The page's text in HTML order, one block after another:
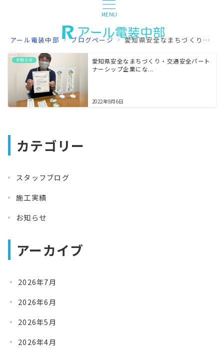
MENU
アール電装中部 ブログページ 愛知県安全なまちづくり・交通安全パートナーシップ企業
お知らせ
愛知県安全なまちづくり・交通安全パート
ナーシップ企業にな...
2022年9月6日
カテゴリー
スタッフブログ
施工実績
お知らせ
アーカイブ
2026年7月
2026年6月
2026年5月
2026年4月